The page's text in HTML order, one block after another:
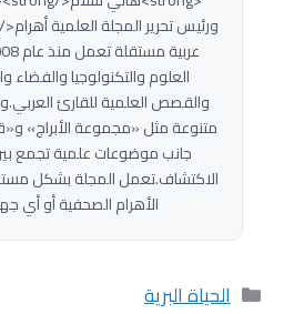
العلوم والتكنولوجيا والفضاء
والقصص العلمية للقارئ
متنوعة مثل «مجموعة الأبراج»
جانب موضوعات علمية تجمع
الاكتشاف.تعمل المجلة بشكل
الأهرام الصحفية أو أي
التصنيفات
الحياة البرية